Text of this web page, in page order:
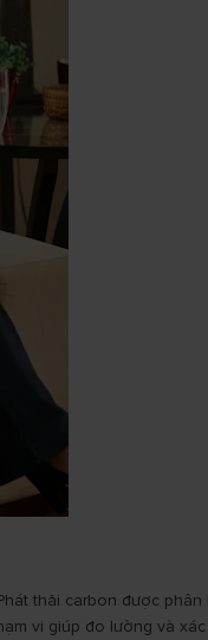
thải carbon được phân
vi giúp đo lường và